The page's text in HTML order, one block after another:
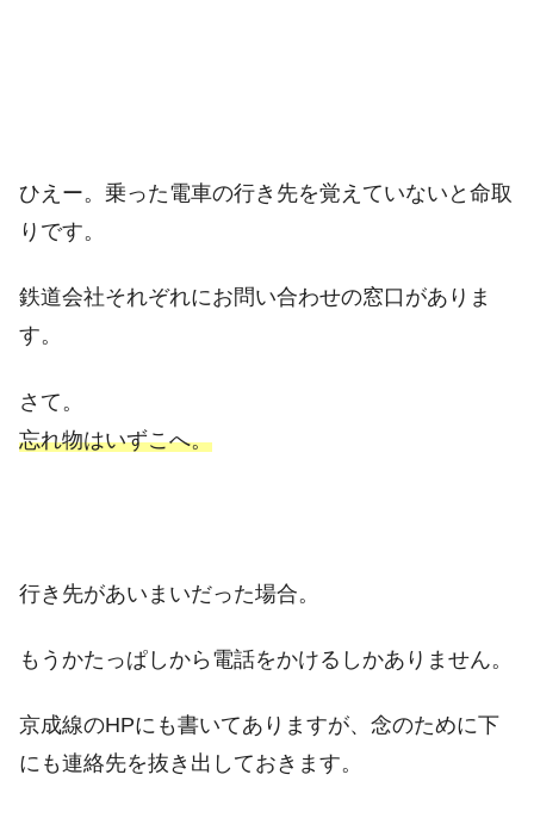
ひえー。乗った電車の行き先を覚えていないと命取
りです。
鉄道会社それぞれにお問い合わせの窓口がありま
す。
さて。
忘れ物はいずこへ。
行き先があいまいだった場合。
もうかたっぱしから電話をかけるしかありません。
京成線のHPにも書いてありますが、念のために下
にも連絡先を抜き出しておきます。